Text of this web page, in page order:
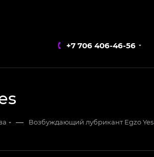
+7 706 406-46-56
— Возбуждающий лубрикант Egzo Yes